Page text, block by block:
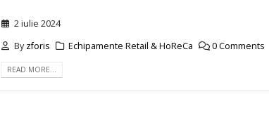
2 iulie 2024
Byzforis Echipamente Retail & HoReCa 0 Comments
READ MORE…